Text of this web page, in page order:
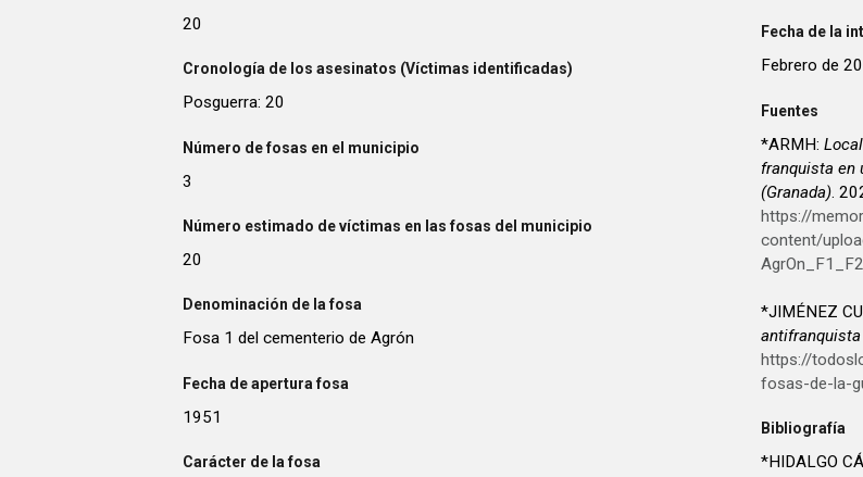
20
Cronología de los asesinatos (Víctimas identificadas)
Posguerra: 20
Número de fosas en el municipio
3
Número estimado de víctimas en las fosas del municipio
20
Denominación de la fosa
Fosa 1 del cementerio de Agrón
Fecha de apertura fosa
1951
Carácter de la fosa
Fecha de la
Febrero de
Fuentes
*ARMH:
franquista en
(Granada).
https://
content/
*JIMÉNEZ
https://
fosas-de-la-
Bibliografía
*HIDALGO